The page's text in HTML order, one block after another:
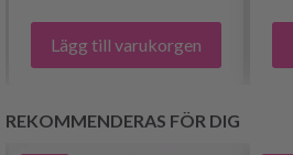
Lägg till varukorgen
REKOMMENDERAS FÖR DIG